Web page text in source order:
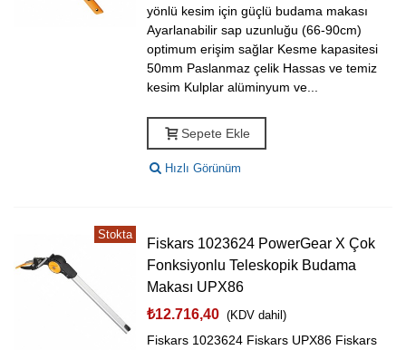
yönlü kesim için güçlü budama makası
Ayarlanabilir sap uzunluğu (66-90cm)
optimum erişim sağlar Kesme kapasitesi
50mm Paslanmaz çelik Hassas ve temiz
kesim Kulplar alüminyum ve...
Sepete Ekle
Hızlı Görünüm
Stokta
Fiskars 1023624 PowerGear X Çok
Fonksiyonlu Teleskopik Budama
Makası UPX86
₺12.716,40 (KDV dahil)
Fiskars 1023624 Fiskars UPX86 Fiskars